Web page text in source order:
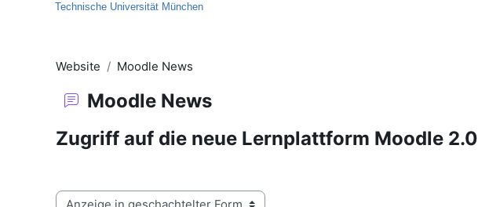
Technische Universität München
Website Moodle News
Moodle News
Zugriff auf die neue Lernplattform Moodle 2.0
Anzeigemodus